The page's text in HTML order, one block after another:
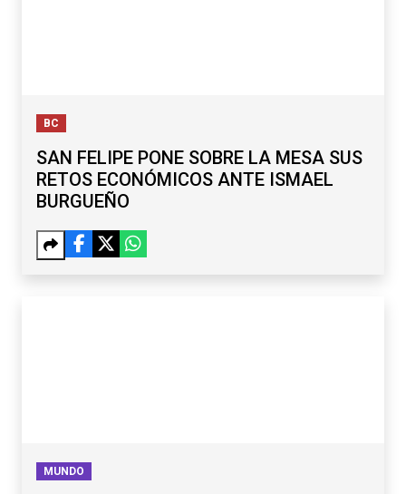
BC
SAN FELIPE PONE SOBRE LA MESA SUS
RETOS ECONÓMICOS ANTE ISMAEL
BURGUEÑO
MUNDO